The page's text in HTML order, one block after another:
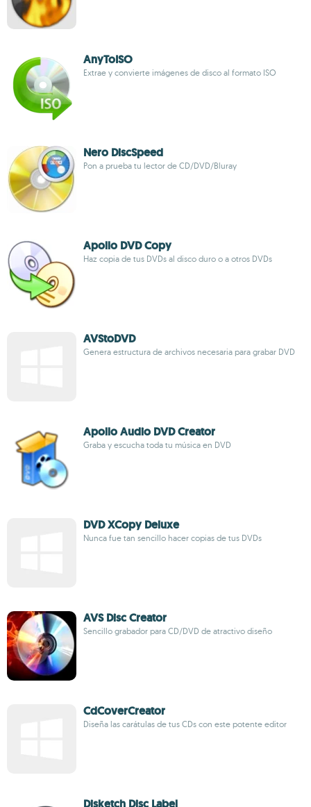
AnyToISO
Extrae y convierte imágenes de disco al formato ISO
Nero DiscSpeed
Pon a prueba tu lector de CD/DVD/Bluray
Apollo DVD Copy
Haz copia de tus DVDs al disco duro o a otros DVDs
AVStoDVD
Genera estructura de archivos necesaria para grabar DVD
Apollo Audio DVD Creator
Graba y escucha toda tu música en DVD
DVD XCopy Deluxe
Nunca fue tan sencillo hacer copias de tus DVDs
AVS Disc Creator
Sencillo grabador para CD/DVD de atractivo diseño
CdCoverCreator
Diseña las carátulas de tus CDs con este potente editor
Disketch Disc Label